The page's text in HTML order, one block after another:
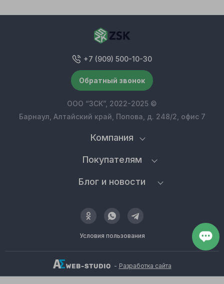
Условия пользования
Компания
Покупателям
Блог и новости
+7 (909) 500-10-30
Обратный звонок
ООО “ЗСК”, 2022-2025 ©
Барнаул, Алтайский край, Попова, д. 248/2, офис 7
- Разработка сайта